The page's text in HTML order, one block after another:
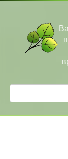
Перейти
Поиск: